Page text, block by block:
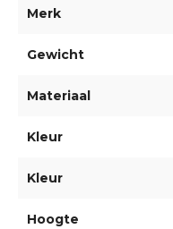
Merk
Gewicht
Materiaal
Kleur
Kleur
Hoogte